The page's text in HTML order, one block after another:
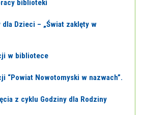
biblioteki
dla Dzieci – „Świat zaklęty w
w bibliotece
“Powiat Nowotomyski w nazwach”.
z cyklu Godziny dla Rodziny